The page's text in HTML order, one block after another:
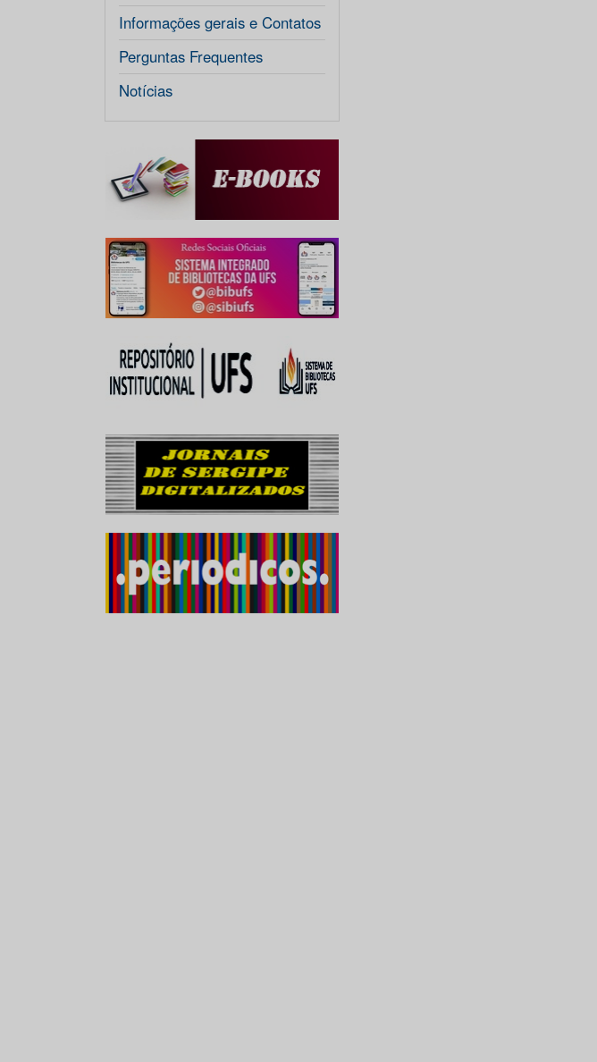
Informações gerais e Contatos
Perguntas Frequentes
Notícias